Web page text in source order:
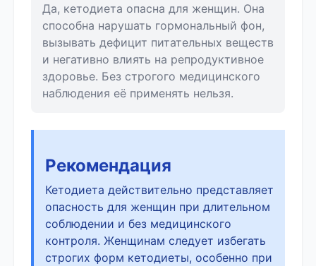
Да, кетодиета опасна для женщин. Она
способна нарушать гормональный фон,
вызывать дефицит питательных веществ
и негативно влиять на репродуктивное
здоровье. Без строгого медицинского
наблюдения её применять нельзя.
Рекомендация
Кетодиета действительно представляет
опасность для женщин при длительном
соблюдении и без медицинского
контроля. Женщинам следует избегать
строгих форм кетодиеты, особенно при